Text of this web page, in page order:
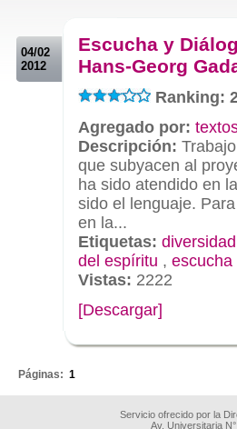
04/02
2012
Escucha y
Hans-Georg
Ranking:
Agregado por:
Descripción:
que subyacen al
ha sido atendido en
sido el lenguaje.
en la...
Etiquetas: diversidad
del espíritu , escucha
Vistas: 2222
[Descargar]
Páginas: 1
Servicio ofrecido por la
Av. Universitaria